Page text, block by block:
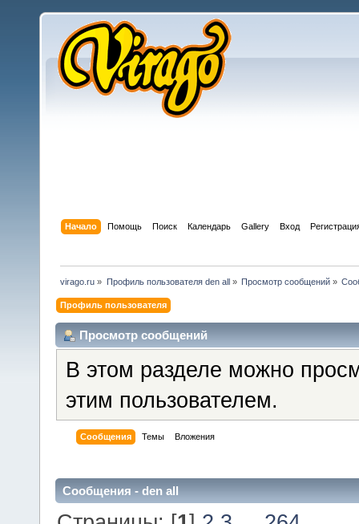
Начало Помощь Поиск Календарь Gallery Вход
virago.ru » Профиль пользователя den all» Просмотр сообщений»
Профиль пользователя
Просмотр сообщений
В этом разделе можно
этим пользователем.
Сообщения Темы Вложения
Сообщения - den all